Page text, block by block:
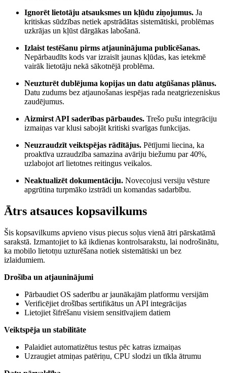
Ignorēt lietotāju atsauksmes un kļūdu ziņojumus. Ja
kritiskas sūdzības netiek apstrādātas sistemātiski, problēmas
uzkrājas un kļūst dārgākas labošanā.
Izlaist testēšanu pirms atjauninājuma publicēšanas.
Nepārbaudīts kods var izraisīt jaunas kļūdas, kas ietekmē
vairāk lietotāju nekā sākotnējā problēma.
Neuzturēt dublējuma kopijas un datu atgūšanas plānus.
Datu zudums bez atjaunošanas iespējas rada neatgriezeniskus
zaudējumus.
Aizmirst API saderības pārbaudes. Trešo pušu integrāciju
izmaiņas var klusi sabojāt kritiski svarīgas funkcijas.
Neuzraudzīt veiktspējas rādītājus. Pētījumi liecina, ka
proaktīva uzraudzība samazina avāriju biežumu par 40%,
uzlabojot arī lietotnes reitingus veikalos.
Neaktualizēt dokumentāciju. Novecojusi versiju vēsture
apgrūtina turpmāko izstrādi un komandas sadarbību.
Ātrs atsauces kopsavilkums
Šis kopsavilkums apvieno visus piecus soļus vienā ātri pārskatāmā
sarakstā. Izmantojiet to kā ikdienas kontrolsarakstu, lai nodrošinātu,
ka mobilo lietotņu uzturēšana notiek sistemātiski un bez
izlaidumiem.
Drošība un atjauninājumi
Pārbaudiet OS saderību ar jaunākajām platformu versijām
Verificējiet drošības sertifikātus un API integrācijas
Lietojiet šifrēšanu visiem sensitīvajiem datiem
Veiktspēja un stabilitāte
Palaidiet automatizētus testus pēc katras izmaiņas
Uzraugiet atmiņas patēriņu, CPU slodzi un tīkla ātrumu